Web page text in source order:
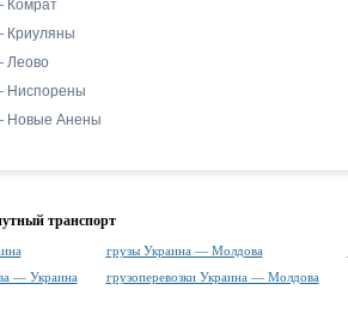
Комрат
Криуляны
Леово
Ниспорены
Новые Анены
транспорт
грузы Украина — Молдова
— Украина
грузоперевозки Украина — Молдова